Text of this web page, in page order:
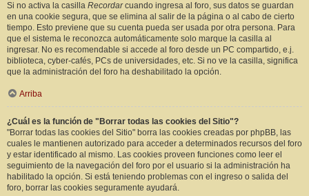
Si no activa la casilla Recordarcuando ingresa al foro, sus datos se guardan
en una cookie segura, que se elimina al salir de la página o al cabo de cierto
tiempo. Esto previene que su cuenta pueda ser usada por otra persona. Para
que el sistema le reconozca automáticamente solo marque la casilla al
ingresar. No es recomendable si accede al foro desde un PC compartido, e.j.
biblioteca, cyber-cafés, PCs de universidades, etc. Si no ve la casilla, significa
que la administración del foro ha deshabilitado la opción.
Arriba
¿Cuál es la función de "Borrar todas las cookies del Sitio"?
"Borrar todas las cookies del Sitio" borra las cookies creadas por phpBB, las
cuales le mantienen autorizado para acceder a determinados recursos del foro
y estar identificado al mismo. Las cookies proveen funciones como leer el
seguimiento de la navegación del foro por el usuario si la administración ha
habilitado la opción. Si está teniendo problemas con el ingreso o salida del
foro, borrar las cookies seguramente ayudará.